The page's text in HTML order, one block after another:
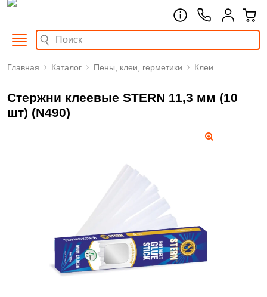
Главная Каталог Пены, клеи, герметики Клеи
Стержни клеевые STERN 11,3 мм (10
шт) (N490)